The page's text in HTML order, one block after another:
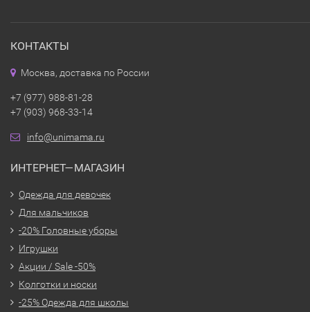
КОНТАКТЫ
Москва, доставка по России
+7 (977) 988-81-28
+7 (903) 968-33-14
info@unimama.ru
ИНТЕРНЕТ—МАГАЗИН
Одежда для девочек
Для мальчиков
-20% Головные уборы
Игрушки
Акции / Sale -50%
Колготки и носки
-25% Одежда для школы